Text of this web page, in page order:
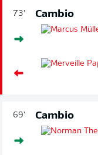
73' Cambio
69' Cambio